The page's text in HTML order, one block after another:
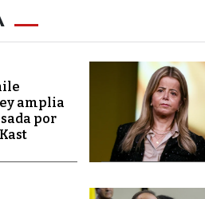
amplia
por